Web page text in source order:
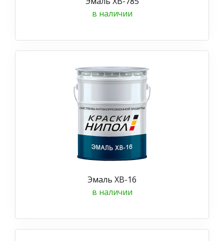
в наличии
Эмаль ХВ-16
в наличии